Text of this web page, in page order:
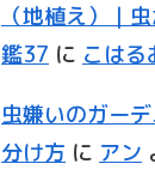
（地植え）｜
鑑37 に こはる
虫嫌いのガー
分け方 に アン